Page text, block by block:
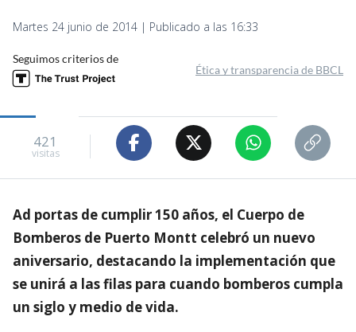
Martes 24 junio de 2014 | Publicado a las 16:33
Seguimos criterios de
Ética y transparencia de BBCL
421
visitas
Ad portas de cumplir 150 años, el Cuerpo de
Bomberos de Puerto Montt celebró un nuevo
aniversario, destacando la implementación que
se unirá a las filas para cuando bomberos cumpla
un siglo y medio de vida.